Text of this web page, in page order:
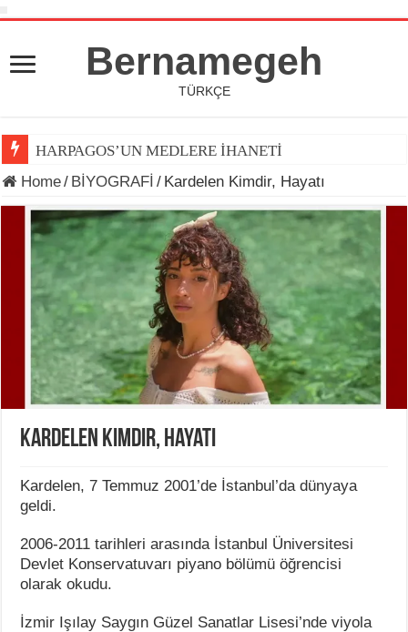
Bernamegeh
TÜRKÇE
HARPAGOS’UN MEDLERE İHANETİ
Home/ BİYOGRAFİ / Kardelen Kimdir, Hayatı
Kardelen Kimdir, Hayatı
Kardelen, 7 Temmuz 2001’de İstanbul’da dünyaya
geldi.
2006-2011 tarihleri arasında İstanbul Üniversitesi
Devlet Konservatuvarı piyano bölümü öğrencisi
olarak okudu.
İzmir Işılay Saygın Güzel Sanatlar Lisesi’nde viyola